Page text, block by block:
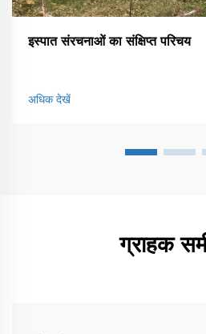
इस्पात संरचनाओं का संक्षिप्त परिचय
अधिक देखें
ग्राहक